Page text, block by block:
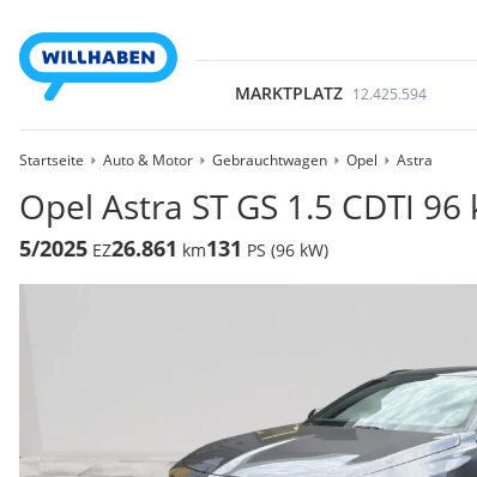
MARKTPLATZ 12.425.594
Startseite Auto & Motor Gebrauchtwagen Opel Astra
Opel Astra ST GS 1.5 CDTI
5/2025 EZ26.861 km131 PS (96 kW)